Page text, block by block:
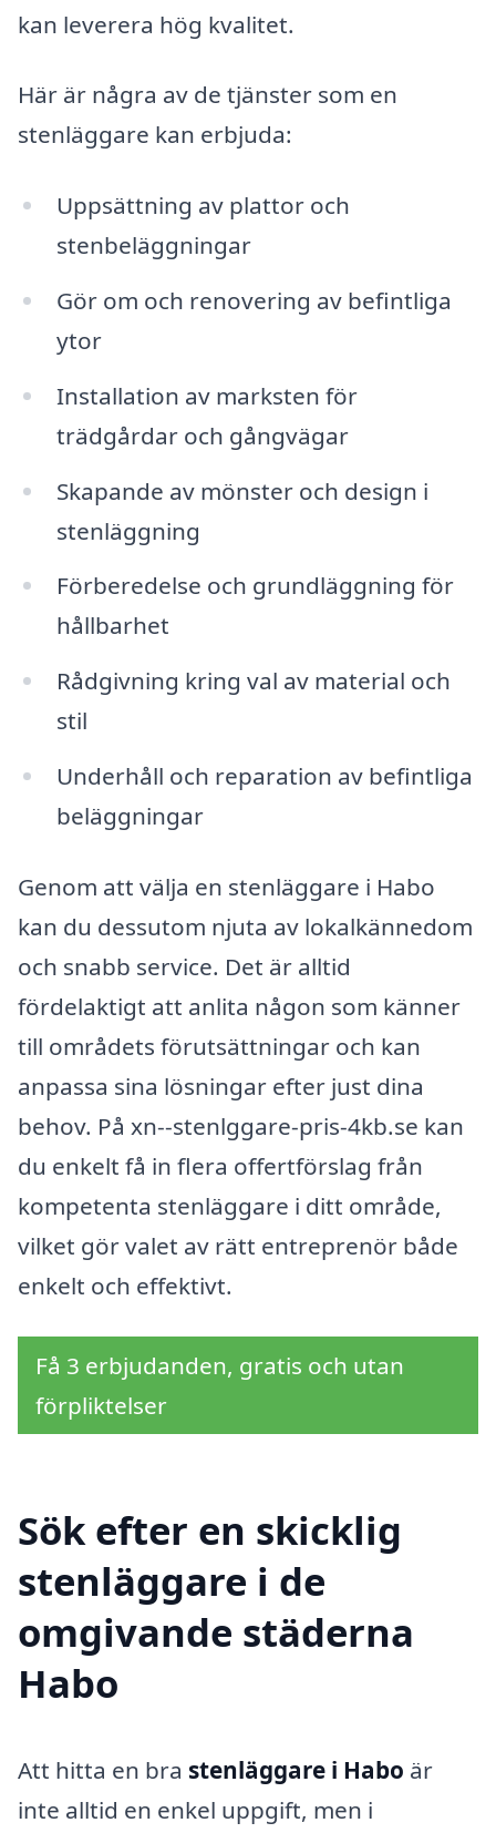
kan leverera hög kvalitet.
Här är några av de tjänster som en
stenläggare kan erbjuda:
Uppsättning av plattor och
stenbeläggningar
Gör om och renovering av befintliga
ytor
Installation av marksten för
trädgårdar och gångvägar
Skapande av mönster och design i
stenläggning
Förberedelse och grundläggning för
hållbarhet
Rådgivning kring val av material och
stil
Underhåll och reparation av befintliga
beläggningar
Genom att välja en stenläggare i Habo
kan du dessutom njuta av lokalkännedom
och snabb service. Det är alltid
fördelaktigt att anlita någon som känner
till områdets förutsättningar och kan
anpassa sina lösningar efter just dina
behov. På xn--stenlggare-pris-4kb.se kan
du enkelt få in flera offertförslag från
kompetenta stenläggare i ditt område,
vilket gör valet av rätt entreprenör både
enkelt och effektivt.
Få 3 erbjudanden, gratis och utan
förpliktelser
Sök efter en skicklig
stenläggare i de
omgivande städerna
Habo
Att hitta en bra stenläggare i Habo är
inte alltid en enkel uppgift, men i